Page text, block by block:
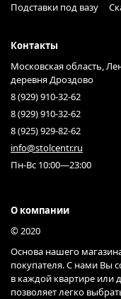
Подставки под вазу
Контакты
Московская область,
деревня Дроздово
8 (929) 910-32-62
8 (929) 910-32-62
8 (925) 929-82-62
info@stolcentr.ru
Пн-Вс 10:00—23:00
О компании
© 2020
Основа нашего
покупателя. С нами Вы
в каждой квартире или
позволяет легко